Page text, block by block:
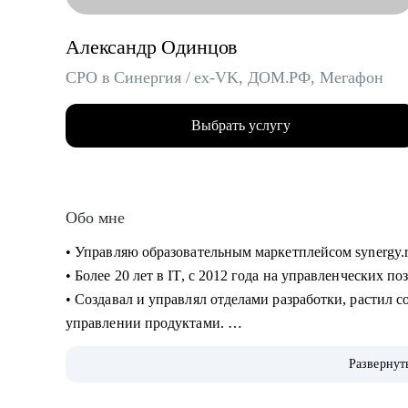
Александр Одинцов
CPO в Синергия / ex-VK, ДОМ.РФ, Мегафон
Выбрать услугу
Обо мне
• Управляю образовательным маркетплейсом
• Более 20 лет в IT, c 2012 года на управленческих
• Создавал и управлял отделами разработки, растил
управлении продуктами.
• Развивал метрики в b2c продуктах: DAU (до